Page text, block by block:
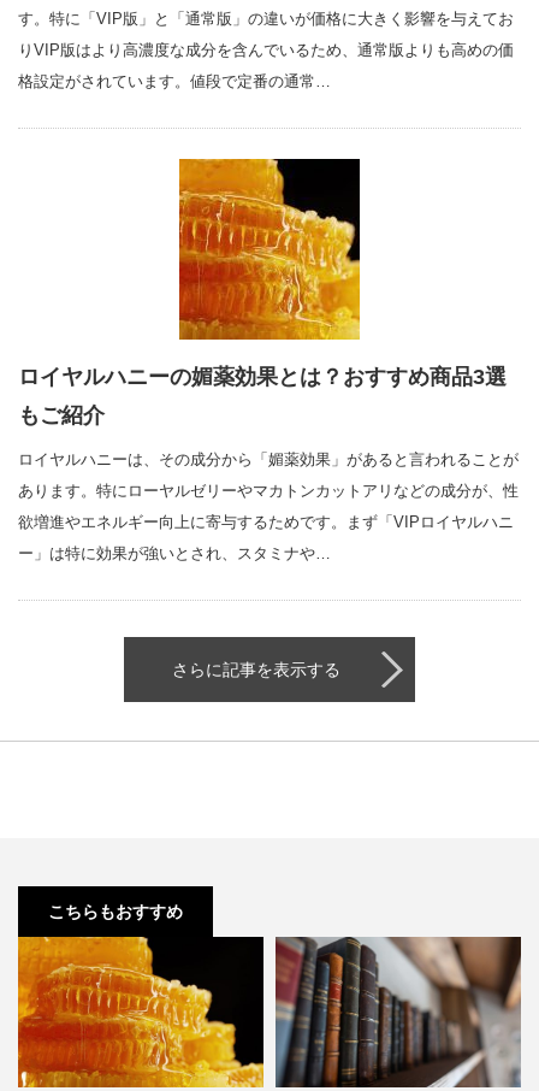
す。特に「VIP版」と「通常版」の違いが価格に大きく影響を与えてお
りVIP版はより高濃度な成分を含んでいるため、通常版よりも高めの価
格設定がされています。値段で定番の通常…
ロイヤルハニーの媚薬効果とは？おすすめ商品3選
もご紹介
ロイヤルハニーは、その成分から「媚薬効果」があると言われることが
あります。特にローヤルゼリーやマカトンカットアリなどの成分が、性
欲増進やエネルギー向上に寄与するためです。まず「VIPロイヤルハニ
ー」は特に効果が強いとされ、スタミナや…
さらに記事を表示する
こちらもおすすめ